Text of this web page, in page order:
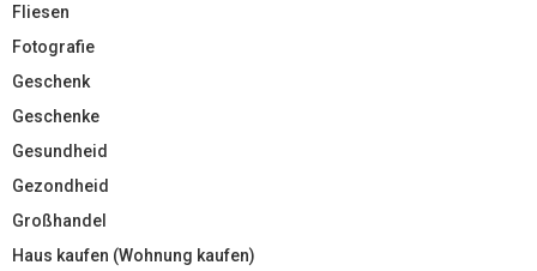
Fliesen
Fotografie
Geschenk
Geschenke
Gesundheid
Gezondheid
Großhandel
Haus kaufen (Wohnung kaufen)